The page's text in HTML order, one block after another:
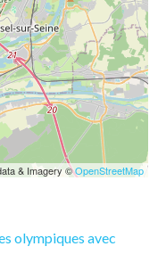
& Imagery ©OpenStreetMap
olympiques avec